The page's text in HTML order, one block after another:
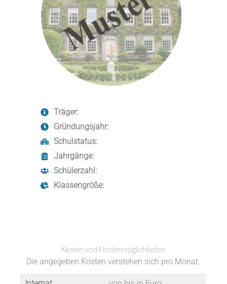
Träger:
Gründungsjahr:
Schulstatus:
Jahrgänge:
Schülerzahl:
Klassengröße:
Kosten und Fördermöglichkeiten
Die angegeben Kosten verstehen sich pro Monat.